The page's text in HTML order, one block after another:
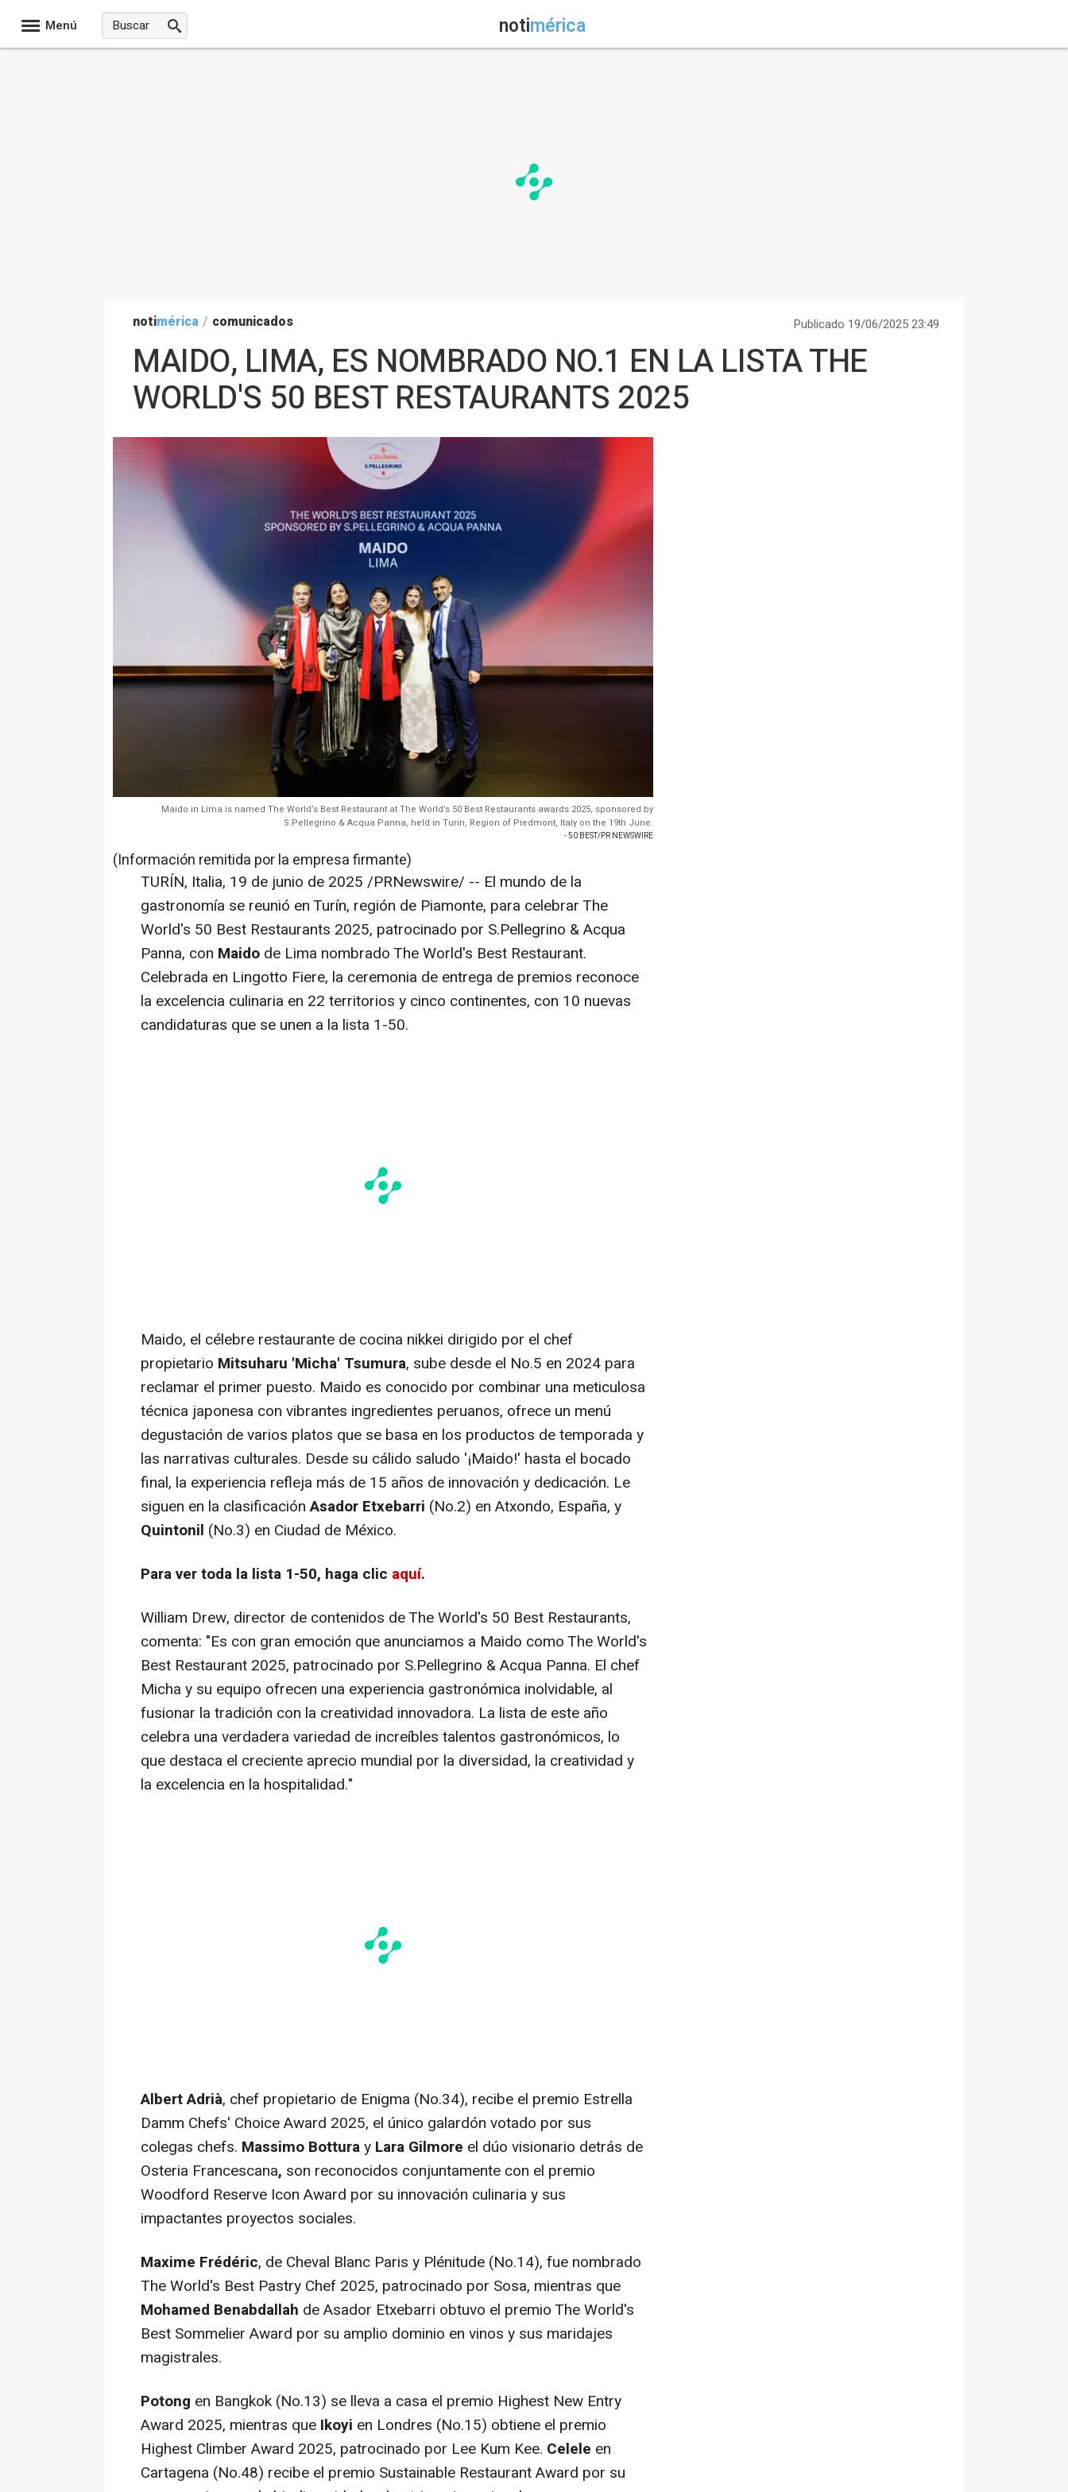
Menú notimérica
notimérica / comunicados Publicado 19/06/2025 23:49
MAIDO, LIMA, ES NOMBRADO NO.1 EN LA LISTA THE
WORLD'S 50 BEST RESTAURANTS 2025
Maido in Lima is named The World’s Best Restaurant at The World’s 50 Best Restaurants awards 2025, sponsored by
S.Pellegrino & Acqua Panna, held in Turin, Region of Piedmont, Italy on the 19th June.
- 50 BEST/PR NEWSWIRE
(Información remitida por la empresa firmante)
TURÍN, Italia, 19 de junio de 2025 /PRNewswire/ -- El mundo de la
gastronomía se reunió en Turín, región de Piamonte, para celebrar The
World's 50 Best Restaurants 2025, patrocinado por S.Pellegrino &Acqua
Panna, con Maido de Lima nombrado The World's Best Restaurant.
Celebrada en Lingotto Fiere, la ceremonia de entrega de premios reconoce
la excelencia culinaria en 22 territorios y cinco continentes, con 10 nuevas
candidaturas que se unen a la lista 1-50.
Maido, el célebre restaurante de cocina nikkei dirigido por el chef
propietario Mitsuharu 'Micha' Tsumura, sube desde el No.5 en 2024 para
reclamar el primer puesto. Maido es conocido por combinar una meticulosa
técnica japonesa con vibrantes ingredientes peruanos, ofrece un menú
degustación de varios platos que se basa en los productos de temporada y
las narrativas culturales. Desde su cálido saludo '¡Maido!' hasta el bocado
final, la experiencia refleja más de 15 años de innovación y dedicación. Le
siguen en la clasificaciónAsador Etxebarri (No.2) en Atxondo, España, y
Quintonil (No.3) en Ciudad de México.
Para ver toda la lista 1-50, haga clic aquí.
William Drew, director de contenidos de The World's 50 Best Restaurants,
comenta: "Es con gran emoción que anunciamos a Maido como The World's
Best Restaurant 2025, patrocinado por S.Pellegrino &Acqua Panna. El chef
Micha y su equipo ofrecen una experiencia gastronómica inolvidable, al
fusionar la tradición con la creatividad innovadora. La lista de este año
celebra una verdadera variedad de increíbles talentos gastronómicos, lo
que destaca el creciente aprecio mundial por la diversidad, la creatividad y
la excelencia en la hospitalidad."
Albert Adrià, chef propietario de Enigma (No.34), recibe el premio Estrella
Damm Chefs' Choice Award 2025, el único galardón votado por sus
colegas chefs. Massimo Botturay Lara Gilmore el dúo visionario detrás de
Osteria Francescana, son reconocidos conjuntamente con el premio
Woodford Reserve Icon Award por su innovación culinaria y sus
impactantes proyectos sociales.
Maxime Frédéric, de Cheval Blanc Paris y Plénitude (No.14), fue nombrado
The World's Best Pastry Chef 2025, patrocinado por Sosa, mientras que
Mohamed Benabdallah de Asador Etxebarri obtuvo el premio The World's
Best Sommelier Award por su amplio dominio en vinos y sus maridajes
magistrales.
Potong en Bangkok (No.13) se lleva a casa el premio Highest New Entry
Award 2025, mientras que Ikoyi en Londres (No.15) obtiene el premio
Highest Climber Award 2025, patrocinado por Lee Kum Kee. Celele en
Cartagena (No.48) recibe el premio Sustainable Restaurant Award por su